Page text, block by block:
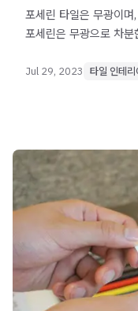
포세린 타일은 무광이
포세린은 무광으로 차
유광 처리되어 광택이
Jul 29, 2023 타일 인테